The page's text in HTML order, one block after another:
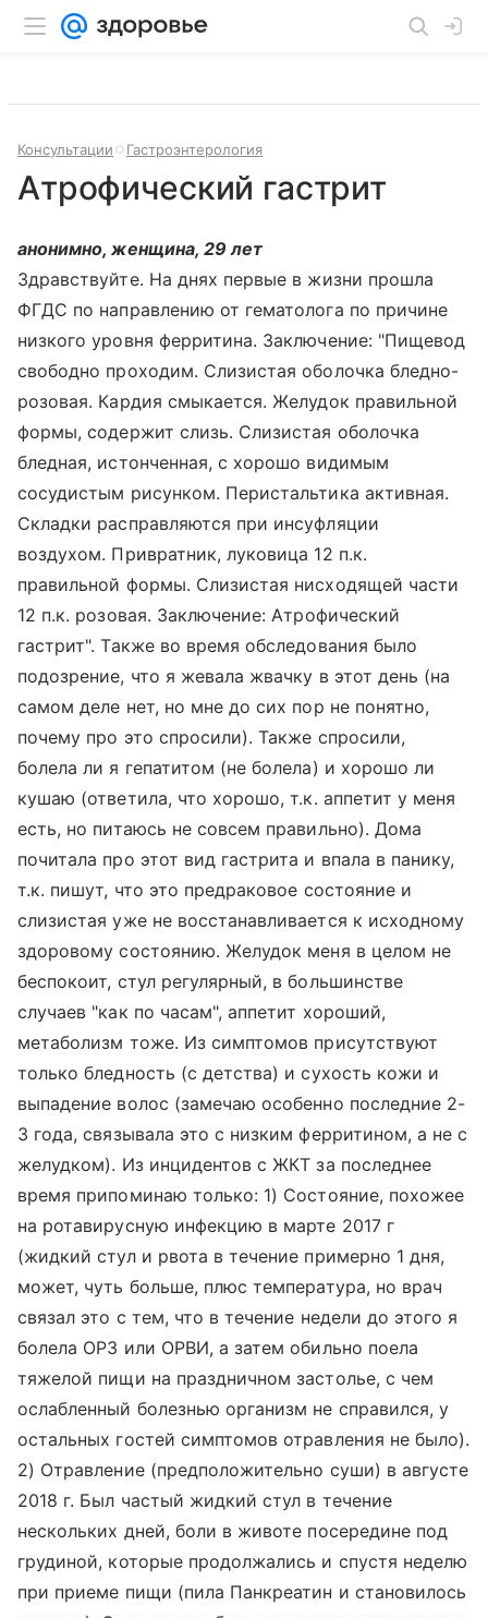
Консультации Гастроэнтерология
Атрофический гастрит
анонимно, женщина, 29 лет
Здравствуйте. На днях первые в жизни прошла
ФГДС по направлению от гематолога по причине
низкого уровня ферритина. Заключение: "Пищевод
свободно проходим. Слизистая оболочка бледно-
розовая. Кардия смыкается. Желудок правильной
формы, содержит слизь. Слизистая оболочка
бледная, истонченная, с хорошо видимым
сосудистым рисунком. Перистальтика активная.
Складки расправляются при инсуфляции
воздухом. Привратник, луковица 12 п.к.
правильной формы. Слизистая нисходящей части
12 п.к. розовая. Заключение: Атрофический
гастрит". Также во время обследования было
подозрение, что я жевала жвачку в этот день (на
самом деле нет, но мне до сих пор не понятно,
почему про это спросили). Также спросили,
болела ли я гепатитом (не болела) и хорошо ли
кушаю (ответила, что хорошо, т.к. аппетит у меня
есть, но питаюсь не совсем правильно). Дома
почитала про этот вид гастрита и впала в панику,
т.к. пишут, что это предраковое состояние и
слизистая уже не восстанавливается к исходному
здоровому состоянию. Желудок меня в целом не
беспокоит, стул регулярный, в большинстве
случаев "как по часам", аппетит хороший,
метаболизм тоже. Из симптомов присутствуют
только бледность (с детства) и сухость кожи и
выпадение волос (замечаю особенно последние 2-
3 года, связывала это с низким ферритином, а не с
желудком). Из инцидентов с ЖКТ за последнее
время припоминаю только: 1) Состояние, похожее
на ротавирусную инфекцию в марте 2017 г
(жидкий стул и рвота в течение примерно 1 дня,
может, чуть больше, плюс температура, но врач
связал это с тем, что в течение недели до этого я
болела ОРЗ или ОРВИ, а затем обильно поела
тяжелой пищи на праздничном застолье, с чем
ослабленный болезнью организм не справился, у
остальных гостей симптомов отравления не было).
2) Отравление (предположительно суши) в августе
2018 г. Был частый жидкий стул в течение
нескольких дней, боли в животе посередине под
грудиной, которые продолжались и спустя неделю
при приеме пищи (пила Панкреатин и становилось